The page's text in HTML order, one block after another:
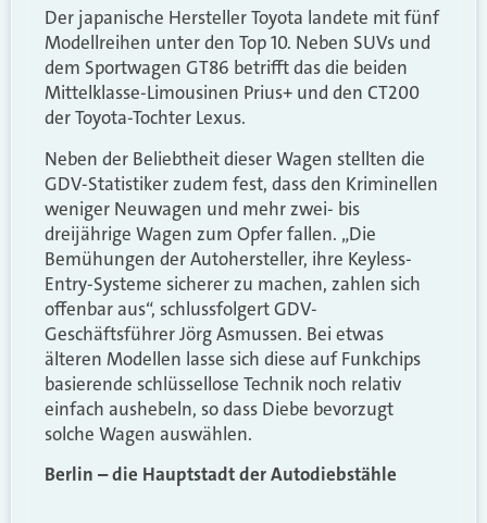
Der japanische Hersteller Toyota landete mit fünf
Modellreihen unter den Top 10. Neben SUVs und
dem Sportwagen GT86 betrifft das die beiden
Mittelklasse-Limousinen Prius+ und den CT200
der Toyota-Tochter Lexus.
Neben der Beliebtheit dieser Wagen stellten die
GDV-Statistiker zudem fest, dass den Kriminellen
weniger Neuwagen und mehr zwei- bis
dreijährige Wagen zum Opfer fallen. „Die
Bemühungen der Autohersteller, ihre Keyless-
Entry-Systeme sicherer zu machen, zahlen sich
offenbar aus“, schlussfolgert GDV-
Geschäftsführer Jörg Asmussen. Bei etwas
älteren Modellen lasse sich diese auf Funkchips
basierende schlüssellose Technik noch relativ
einfach aushebeln, so dass Diebe bevorzugt
solche Wagen auswählen.
Berlin – die Hauptstadt der Autodiebstähle